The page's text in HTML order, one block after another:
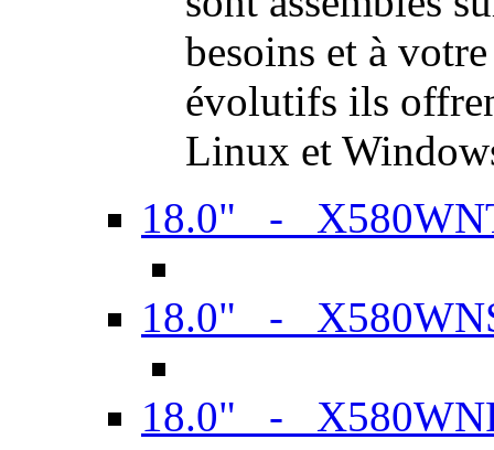
besoins et à
évolutifs ils
Linux et
18.0" -
18.0" -
18.0" -